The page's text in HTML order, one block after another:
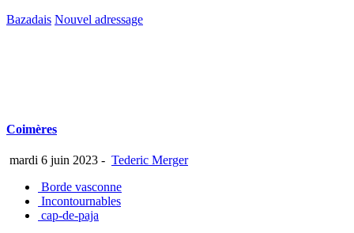
Bazadais Nouvel adressage
Coimères
mardi 6 juin 2023 - Tederic Merger
Borde vasconne
Incontournables
cap-de-paja